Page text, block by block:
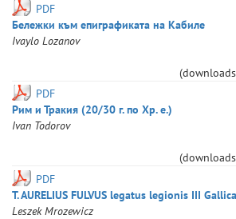
PDF
Бележки към епиграфиката на Кабиле
Ivaylo Lozanov
(downloads
PDF
Рим и Тракия (20/30 г. по Хр. е.)
Ivan Todorov
(downloads
PDF
T. AURELIUS FULVUS legatus legionis III
Leszek Mrozewicz